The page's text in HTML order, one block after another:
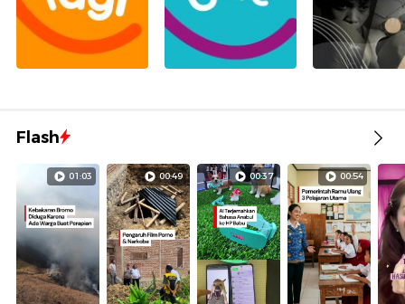
Flash
01:03 00:49 00:37 00:54